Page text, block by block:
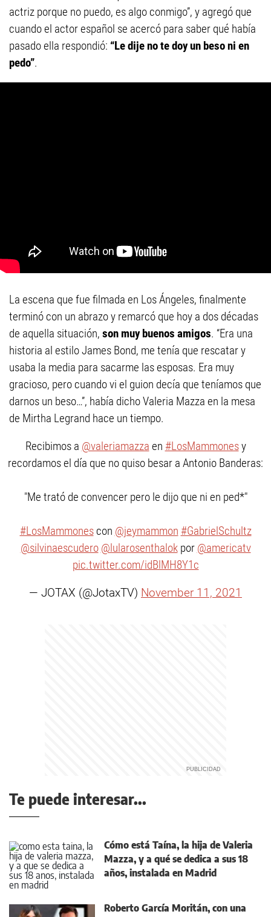
actriz porque no puedo, es algo conmigo”, y agregó que
cuando el actor español se acercó para saber qué había
pasado ella respondió: “Le dije no te doy un beso ni en
pedo”.
La escena que fue filmada en Los Ángeles, finalmente
terminó con un abrazo y remarcó que hoy a dos décadas
de aquella situación, son muy buenos amigos. “Era una
historia al estilo James Bond, me tenía que rescatar y
usaba la media para sacarme las esposas. Era muy
gracioso, pero cuando vi el guion decía que teníamos que
darnos un beso…”, había dicho Valeria Mazza en la mesa
de Mirtha Legrand hace un tiempo.
Recibimos a @valeriamazza en #LosMammonesy
recordamos el día que no quiso besar a Antonio Banderas:
"Me trató de convencer pero le dijo que ni en ped*"
#LosMammonescon @jeymammon #GabrielSchultz
@silvinaescudero @lularosenthalokpor @americatv
pic.twitter.com/idBlMH8Y1c
— JOTAX (@JotaxTV) November 11, 2021
Te puede interesar...
Cómo está Taína, la hija de Valeria
Mazza, y a qué se dedica a sus 18
años, instalada en Madrid
Roberto García Moritán, con una